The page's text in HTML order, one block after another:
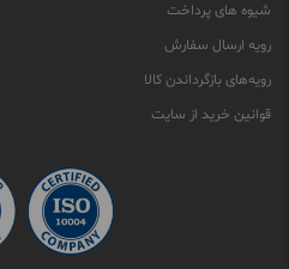
شیوه های پرداخت
رویه ارسال سفارش
رویه‌های بازگرداندن کالا
قوانین خرید از سایت